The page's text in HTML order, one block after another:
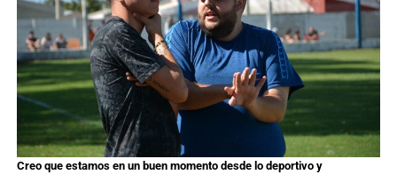
Creo que estamos en un buen momento desde lo deportivo y